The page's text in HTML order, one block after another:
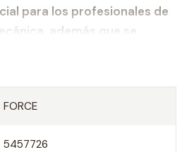
para los profesionales de
además que se
de trabajo, semi
Esto debido a que gracias
bajo altos estándares
garantiza fiabilidad y
FORCE
5457726